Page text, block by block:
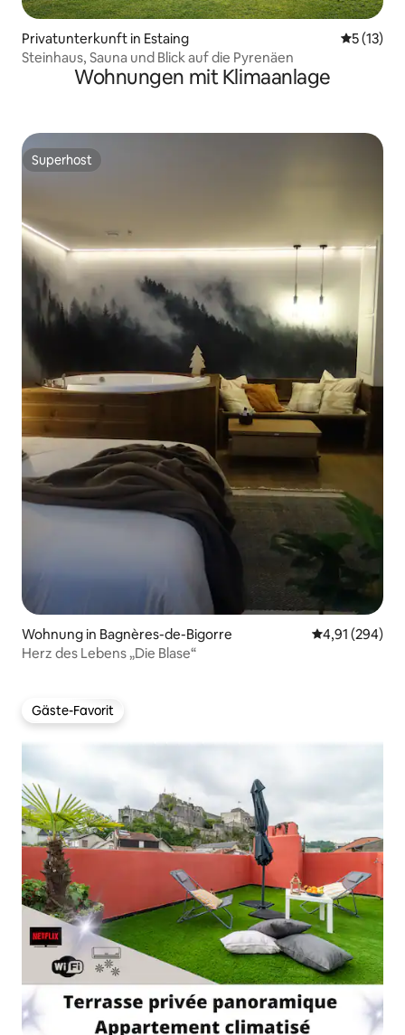
Privatunterkunft in Estaing
5 (13)
Steinhaus, Sauna und Blick auf die Pyrenäen
Wohnungen mit Klimaanlage
Superhost
Superhost
Wohnung in Bagnères-de-Bigorre
4,91 (294)
Herz des Lebens „Die Blase“
Gäste-Favorit
Gäste-Favorit